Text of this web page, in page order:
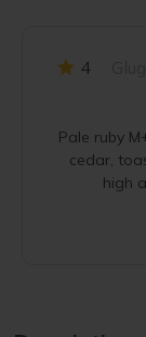
4
Pale ruby
cedar,
high